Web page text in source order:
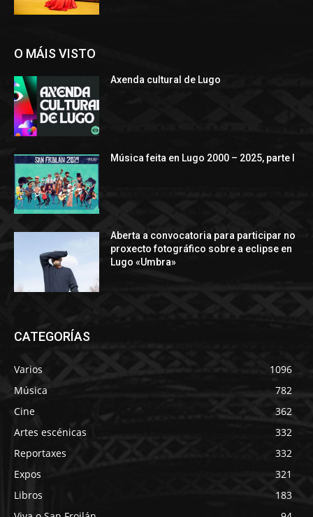
O MÁIS VISTO
Axenda cultural de Lugo
Música feita en Lugo 2000 – 2025, parte I
Aberta a convocatoria para participar no
proxecto fotográfico sobre a eclipse en
Lugo «Umbra»
CATEGORÍAS
Varios
1096
Música
782
Cine
362
Artes escénicas
332
Reportaxes
332
Expos
321
Libros
183